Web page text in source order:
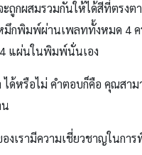
ถูกผสมรวมกันให้ได้สีที่ตรง
กพิมพ์ผ่านเพลททั้งหมด 4 ค
แผ่นในพิมพ์นั่นเอง
ด้หรือไม่ คำตอบก็คือ คุณสา
งเรามีความเชี่ยวชาญในกา